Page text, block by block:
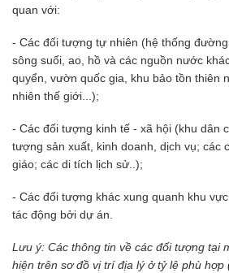
quan với:
- Các đối tượng tự nhiên (hệ thống
sông suối, ao, hồ và các nguồn nước
quyển, vườn quốc gia, khu bảo tồn thiên
nhiên thế giới...);
- Các đối tượng kinh tế - xã hội (khu dân
tượng sản xuất, kinh doanh, dịch vụ; các
giáo; các di tích lịch sử..);
- Các đối tượng khác xung quanh khu
tác động bởi dự án.
Lưu ý: Các thông tin về các đối tượng tại
hiện trên sơ đồ vị trí địa lý ở tỷ lệ phù hợp